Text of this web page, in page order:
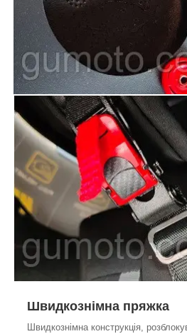
Швидкознімна пряжка
Швидкознімна конструкція,